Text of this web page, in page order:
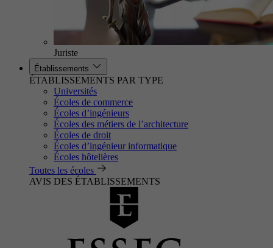
Juriste
Établissements
ÉTABLISSEMENTS PAR TYPE
Universités
Écoles de commerce
Écoles d’ingénieurs
Écoles des métiers de l’architecture
Écoles de droit
Écoles d’ingénieur informatique
Écoles hôtelières
Toutes les écoles
AVIS DES ÉTABLISSEMENTS